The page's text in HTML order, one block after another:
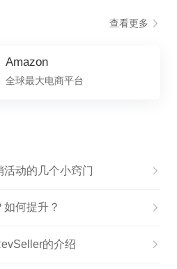
查看更多
Amazon
全球最大电商平台
动的几个小窍门
何提升？
的介绍